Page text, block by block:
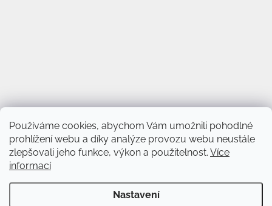
Používáme cookies, abychom Vám umožnili pohodlné
prohlížení webu a díky analýze provozu webu neustále
zlepšovali jeho funkce, výkon a použitelnost. Více
informací
Nastavení
Vytvořil Shoptet